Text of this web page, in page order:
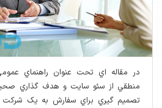
در مقاله اي تحت عنوان راهنماي
منطقي از سئو سايت و هدف گذاري
تصميم گيري براي سفارش به يک